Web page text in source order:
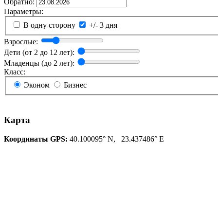
Обратно:
Параметры:
В одну сторону
+/- 3 дня
Взрослые:
Дети (от 2 до 12 лет):
Младенцы (до 2 лет):
Класс:
Эконом
Бизнес
Карта
Координаты GPS: 40.100095° N, 23.437486° E